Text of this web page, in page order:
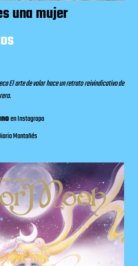
una mujer
El arte de volar hace un retrato reivindicativo de
enInstagrapa
Montañés